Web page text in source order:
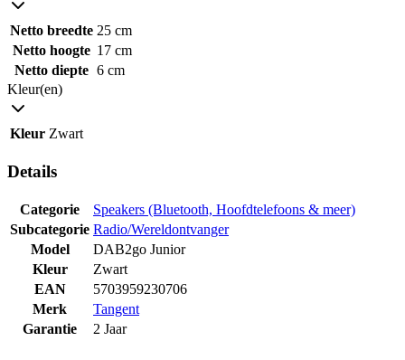
Netto breedte 25 cm
Netto hoogte 17 cm
Netto diepte 6 cm
Kleur(en)
Kleur Zwart
Details
Categorie
Speakers (Bluetooth, Hoofdtelefoons & meer)
Subcategorie Radio/Wereldontvanger
Model
DAB2go Junior
Kleur
Zwart
EAN
5703959230706
Merk
Tangent
Garantie
2 Jaar